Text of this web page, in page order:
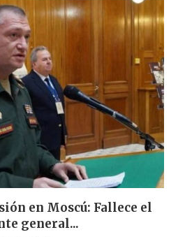
en Moscú: Fallece el
general...